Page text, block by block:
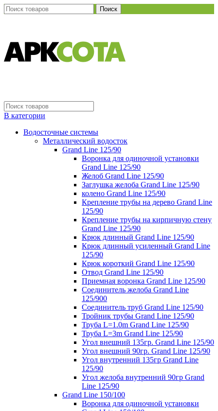
Поиск
В категории
Водосточные системы
Металлический водосток
Grand Line 125/90
Воронка для одиночной установки
Grand Line 125/90
Желоб Grand Line 125/90
Заглушка желоба Grand Line 125/90
колено Grand Line 125/90
Крепление трубы на дерево Grand Line
125/90
Крепление трубы на кирпичную стену
Grand Line 125/90
Крюк длинный Grand Line 125/90
Крюк длинный усиленный Grand Line
125/90
Крюк короткий Grand Line 125/90
Отвод Grand Line 125/90
Приемная воронка Grand Line 125/90
Соединитель желоба Grand Line
125/900
Соединитель труб Grand Line 125/90
Тройник трубы Grand Line 125/90
Труба L=1.0m Grand Line 125/90
Труба L=3m Grand Line 125/90
Угол внешний 135гр. Grand Line 125/90
Угол внешний 90гр. Grand Line 125/90
Угол внутренний 135гр Grand Line
125/90
Угол желоба внутренний 90гр Grand
Line 125/90
Grand Line 150/100
Воронка для одиночной установки